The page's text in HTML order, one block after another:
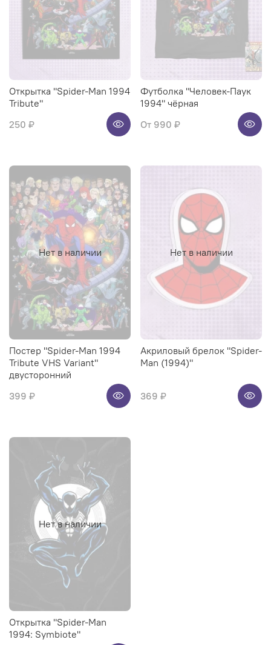
Открытка "Spider-Man 1994
Tribute"
250 ₽
Футболка "Человек-Паук
1994" чёрная
От 990 ₽
Нет в наличии
Постер "Spider-Man 1994
Tribute VHS Variant"
двусторонний
399 ₽
Нет в наличии
Акриловый брелок "Spider-
Man (1994)"
369 ₽
Нет в наличии
Открытка "Spider-Man
1994: Symbiote"